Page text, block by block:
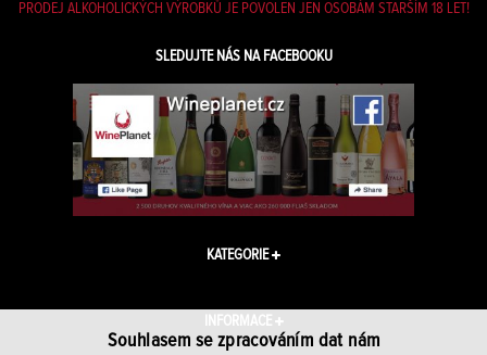
PRODEJ ALKOHOLICKÝCH VÝROBKŮ JE POVOLEN JEN OSOBÁM STARŠÍM 18 LET!
SLEDUJTE NÁS NA FACEBOOKU
KATEGORIE
INFORMACE
Souhlasem se zpracováním dat nám